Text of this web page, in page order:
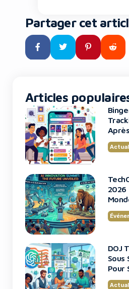
OpenAI en ce mois
Le Department of
sous l’administration
annoncé une
Partager cet
Articles
2026
DOJ
Sous
Pour